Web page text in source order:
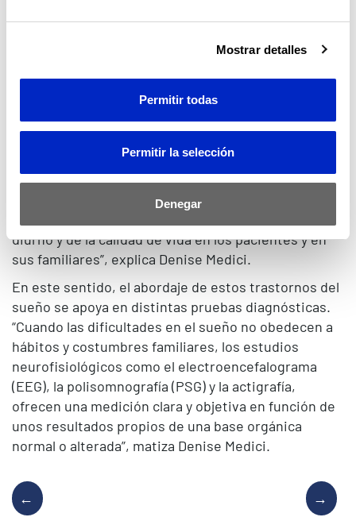
Mostrar detalles
Permitir todas
Permitir la selección
Denegar
fundamental su detección precoz”, comenta Denise
sueño asociados al TDAH se abordan desde un
neuropediatría y neurofisiología clínica para llegar a
un diagnóstico que permita pautar un tratamiento
individual dirigido al control y mejoraría de los
diurno y de la calidad de vida en los pacientes y en
sus familiares”, explica Denise Medici.
En este sentido, el abordaje de estos trastornos del
sueño se apoya en distintas pruebas diagnósticas.
“Cuando las dificultades en el sueño no obedecen a
hábitos y costumbres familiares, los estudios
neurofisiológicos como el electroencefalograma
(EEG), la polisomnografía (PSG) y la actigrafía,
ofrecen una medición clara y objetiva en función de
unos resultados propios de una base orgánica
normal o alterada”, matiza Denise Medici.